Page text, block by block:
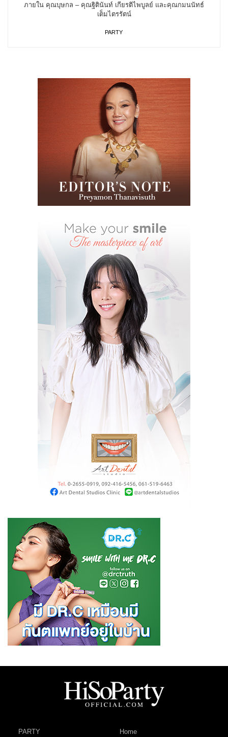
ภายใน คุณบุษกล – คุณฐิตินันท์ เกียรติไพบูลย์ และคุณกมนนัทธ์
เต็มไตรรัตน์
PARTY
PARTY Home